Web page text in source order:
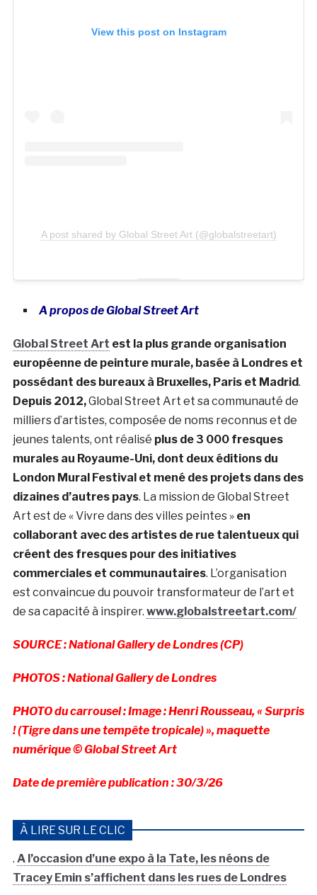
View this post on Instagram
A post shared by Global Street Art (@globalstreetart)
A propos de Global Street Art
Global Street Art est la plus grande organisation
européenne de peinture murale, basée à Londres et
possédant des bureaux à Bruxelles, Paris et Madrid.
Depuis 2012,Global Street Art et sa communauté de
milliers d’artistes, composée de noms reconnus et de
jeunes talents, ont réalisé plus de 3 000 fresques
murales au Royaume-Uni, dont deux éditions du
London Mural Festival et mené des projets dans des
dizaines d’autres pays. La mission de Global Street
Art est de « Vivre dans des villes peintes » en
collaborant avec des artistes de rue talentueux qui
créent des fresques pour des initiatives
commerciales et communautaires. L’organisation
est convaincue du pouvoir transformateur de l’art et
de sa capacité à inspirer. www.globalstreetart.com/
SOURCE : National Gallery de Londres (CP)
PHOTOS : National Gallery de Londres
PHOTO du carrousel : Image : Henri Rousseau, « Surpris
! (Tigre dans une tempête tropicale) », maquette
numérique © Global Street Art
Date de première publication : 30/3/26
À LIRE SUR LE CLIC
. A l’occasion d’une expo à la Tate, les néons de
Tracey Emin s’affichent dans les rues de Londres